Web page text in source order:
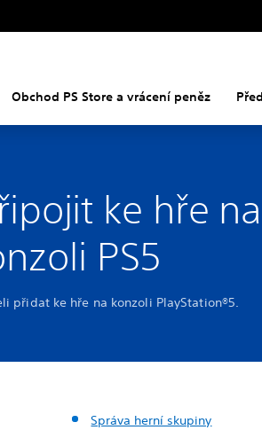
Obchod PS Store a vrácení peněz
ke hře na
PS5
přidat ke hře na konzoli PlayStation®5.
Správa herní skupiny